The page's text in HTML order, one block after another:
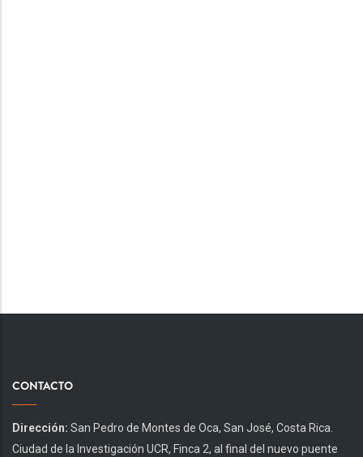
CONTACTO
Dirección: San Pedro de Montes de Oca, San José, Costa Rica.
Ciudad de la Investigación UCR, Finca 2, al final del nuevo puente